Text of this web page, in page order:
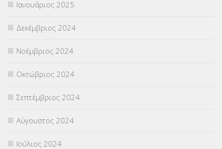
Ιανουάριος 2025
Δεκέμβριος 2024
Νοέμβριος 2024
Οκτώβριος 2024
Σεπτέμβριος 2024
Αύγουστος 2024
Ιούλιος 2024